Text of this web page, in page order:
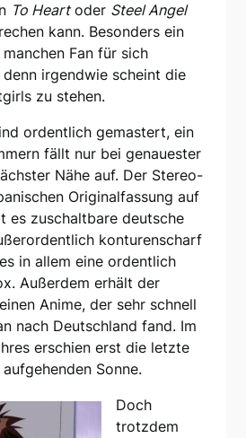
To Heartoder Steel Angel
kann. Besonders ein
Fan für sich
irgendwie scheint die
zu stehen.
ordentlich gemastert, ein
fällt nur bei genauester
Nähe auf. Der Stereo-
Originalfassung auf
es zuschaltbare deutsche
konturenscharf
in allem eine ordentlich
Außerdem erhält der
Anime, der sehr schnell
nach Deutschland fand. Im
erschien erst die letzte
Sonne.
Doch
trotzdem